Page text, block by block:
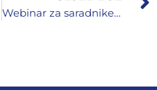
Webinar za saradnike (asistente u nastavi) i stručne saradnike iz oblasti edukacije i rehabilitacije (defektologe)